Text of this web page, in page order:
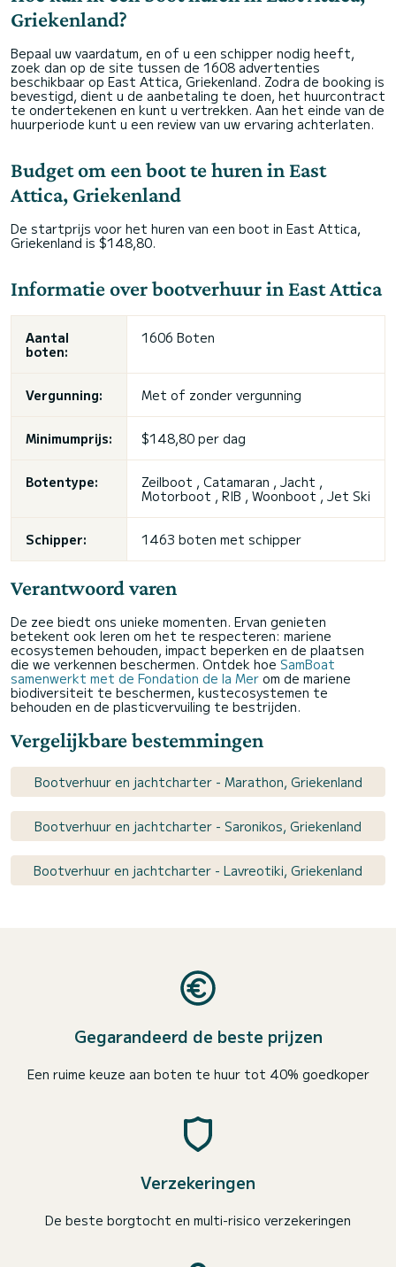
Griekenland?
Bepaal uw vaardatum, en of u een schipper nodig heeft,
zoek dan op de site tussen de 1608 advertenties
beschikbaar op East Attica, Griekenland. Zodra de booking is
bevestigd, dient u de aanbetaling te doen, het huurcontract
te ondertekenen en kunt u vertrekken. Aan het einde van de
huurperiode kunt u een review van uw ervaring achterlaten.
Budget om een boot te huren in East
Attica, Griekenland
De startprijs voor het huren van een boot in East Attica,
Griekenland is $148,80.
Informatie over bootverhuur in East Attica
Aantal
boten:
1606 Boten
Vergunning: Met of zonder vergunning
Minimumprijs: $148,80 per dag
Botentype:
Zeilboot , Catamaran , Jacht ,
Motorboot , RIB , Woonboot , Jet Ski
Schipper: 1463 boten met schipper
Verantwoord varen
De zee biedt ons unieke momenten. Ervan genieten
betekent ook leren om het te respecteren: mariene
ecosystemen behouden, impact beperken en de plaatsen
die we verkennen beschermen. Ontdek hoe SamBoat
samenwerkt met de Fondation de la Mer om de mariene
biodiversiteit te beschermen, kustecosystemen te
behouden en de plasticvervuiling te bestrijden.
Vergelijkbare bestemmingen
Bootverhuur en jachtcharter - Marathon, Griekenland
Bootverhuur en jachtcharter - Saronikos, Griekenland
Bootverhuur en jachtcharter - Lavreotiki, Griekenland
Gegarandeerd de beste prijzen
Een ruime keuze aan boten te huur tot 40% goedkoper
Verzekeringen
De beste borgtocht en multi-risico verzekeringen